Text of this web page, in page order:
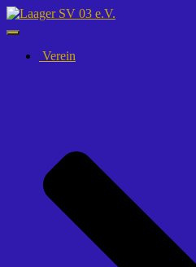
Navigation
umschalten
Verein